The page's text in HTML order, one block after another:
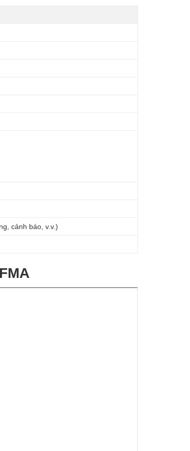
cảnh báo, v.v.)